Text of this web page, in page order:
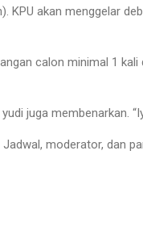
KPU akan menggelar
calon minimal 1 kali
juga membenarkan.
moderator, dan